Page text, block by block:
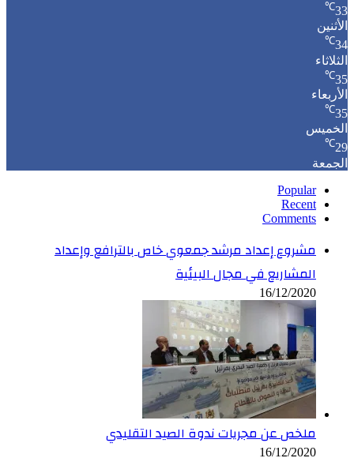
33
℃
الأثنين
34
℃
الثلاثاء
35
℃
الأربعاء
35
℃
الخميس
29
℃
الجمعة
Popular
Recent
Comments
مشروع إعداد مرشد جمعوي خاص بالترافع وإعداد
المشاريع في مجال البيئية
16/12/2020
ملخص عن مجريات ندوة الصيد التقليدي
16/12/2020